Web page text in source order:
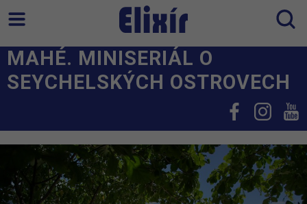
MAHÉ. MINISERIÁL O
SEYCHELSKÝCH OSTROVECH